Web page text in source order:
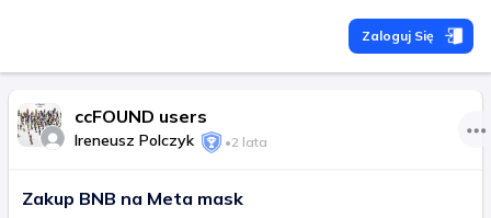
Zaloguj Się
ccFOUND users
Ireneusz Polczyk •2 lata
Zakup BNB na Meta mask